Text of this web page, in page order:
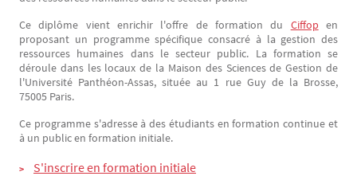
Ce diplôme vient enrichir l'offre de formation du Ciffop en
proposant un programme spécifique consacré à la gestion des
ressources humaines dans le secteur public. La formation se
déroule dans les locaux de la Maison des Sciences de Gestion de
l'Université Panthéon-Assas, située au 1 rue Guy de la Brosse,
75005 Paris.
Ce programme s'adresse à des étudiants en formation continue et
à un public en formation initiale.
S'inscrire en formation initiale